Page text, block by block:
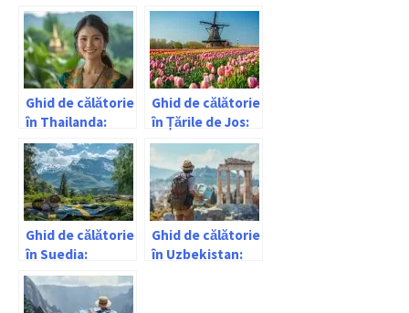
Ghid de călătorie
în Thailanda:
informații utile
Ghid de călătorie
în Țările de Jos:
informații utile
Ghid de călătorie
în Suedia:
informații utile
Ghid de călătorie
în Uzbekistan: